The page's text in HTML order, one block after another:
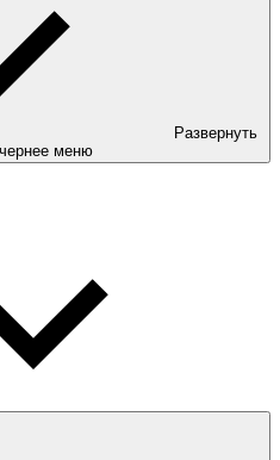
Развернуть
меню